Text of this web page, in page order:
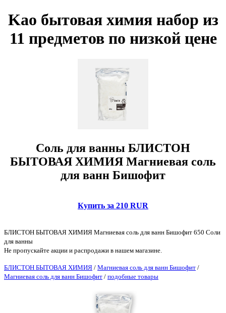
Kao бытовая химия набор из
11 предметов по низкой цене
Соль для ванны БЛИСТОН
БЫТОВАЯ ХИМИЯ Магниевая соль
для ванн Бишофит
Купить за 210 RUR
БЛИСТОН БЫТОВАЯ ХИМИЯ Магниевая соль для ванн Бишофит 650 Соли
для ванны
Не пропускайте акции и распродажи в нашем магазине.
БЛИСТОН БЫТОВАЯ ХИМИЯ / Магниевая соль для ванн Бишофит /
Магниевая соль для ванн Бишофит / подобные товары